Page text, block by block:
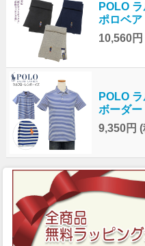
POLO
ポロベア
10,560円
POLO
ボーダー
9,350円 (